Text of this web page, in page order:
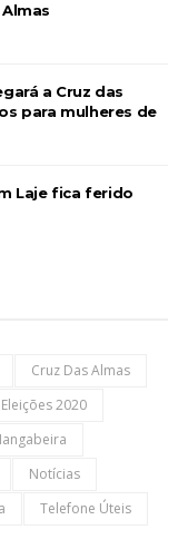
a Cruz das
para mulheres de
Laje fica ferido
Cruz Das Almas
Eleições 2020
Notícias
Telefone Úteis